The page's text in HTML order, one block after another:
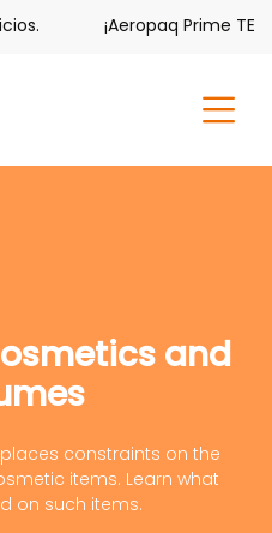
¡Aeropaq Prime TE DA
and
constraints on the
items. Learn what
on such items.